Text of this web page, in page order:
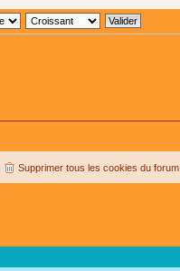
Supprimer tous les cookies du forum